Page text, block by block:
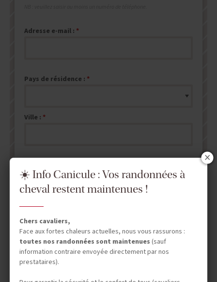
Adresse e-mail :
Pays de résidence :
Ville :
ENVOYER MA DEMANDE DE DEVIS
☀️ Info Canicule : Vos randonnées à
cheval restent maintenues !
Chers cavaliers,
Face aux fortes chaleurs actuelles, nous vous rassurons :
toutes nos randonnées sont maintenues (sauf
information contraire envoyée directement par nos
prestataires).